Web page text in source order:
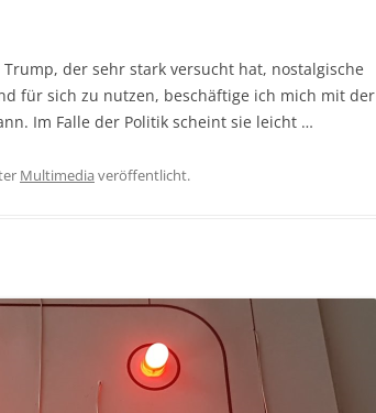
der sehr stark versucht hat, nostalgische
für sich zu nutzen, beschäftige ich mich mit der
Im Falle der Politik scheint sie leicht …
Multimedia veröffentlicht.